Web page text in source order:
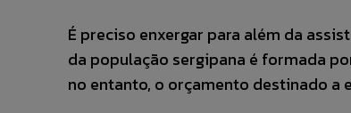
É preciso enxergar para além da
da população sergipana é formada
no entanto, o orçamento destinado a